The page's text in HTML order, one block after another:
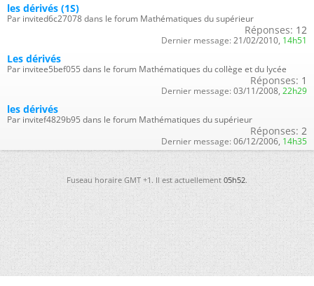
les dérivés (1S)
Par invited6c27078 dans le forum Mathématiques du supérieur
Réponses: 12
Dernier message: 21/02/2010, 14h51
Les dérivés
Par invitee5bef055 dans le forum Mathématiques du collège et du lycée
Réponses: 1
Dernier message: 03/11/2008, 22h29
les dérivés
Par invitef4829b95 dans le forum Mathématiques du supérieur
Réponses: 2
Dernier message: 06/12/2006, 14h35
Fuseau horaire GMT +1. Il est actuellement05h52.